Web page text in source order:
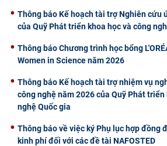
Thông báo Kế hoạch tài trợ Nghiên cứu
của Quỹ Phát triển khoa học và công
Thông báo Chương trình học bổng
Women in Science năm 2026
Thông báo Kế hoạch tài trợ nhiệm vụ
công nghệ năm 2026 của Quỹ Phát triển
nghệ Quốc gia
Thông báo về việc ký Phụ lục hợp đồng
kinh phí đối với các đề tài NAFOSTED